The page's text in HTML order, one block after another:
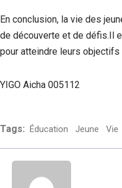
En conclusion, la vie des
de découverte et de défis.Il
pour atteindre leurs
YIGO Aicha 005112
Tags: Éducation Jeune Vie